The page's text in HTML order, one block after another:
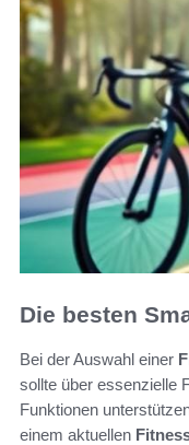
Die besten
Bei der Auswahl einer
sollte über essenzielle
Funktionen
einem aktuellen